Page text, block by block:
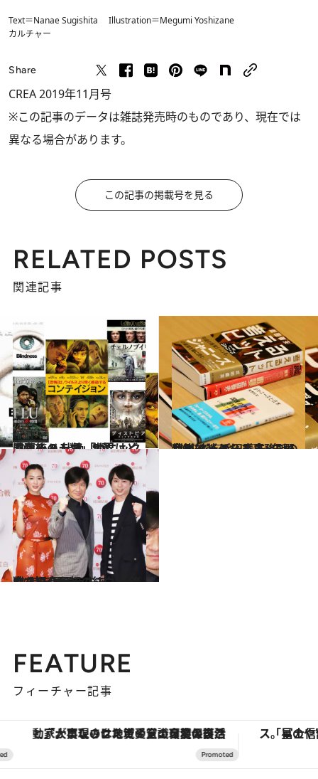
Text＝Nanae Sugishita Illustration＝Megumi Yoshizane
カルチャー
Share
CREA 2019年11月号
※この記事のデータは雑誌発売時のものであり、現在では
異なる場合があります。
この記事の掲載号を見る
RELATED POSTS
関連記事
2020.5.3
混乱後の人類、世界はどうなる？ 壮絶「パニック映画＆ドラマ」5選
カルチャー 2019.8.27
特別対談 近田春夫×矢野利裕 ジャニーズ事務所の今後はどうなる？
カルチャー
2020.1.22
今さら令和初の紅白歌合戦を振り返る さあ、一緒に“時を戻そう”
カルチャー
FEATURE
フィーチャー記事
「大事なのは地域の意識を変えること」。ロレックス賞受賞の自然保護活動家が実現させたナイジェリアの自然環境の復活